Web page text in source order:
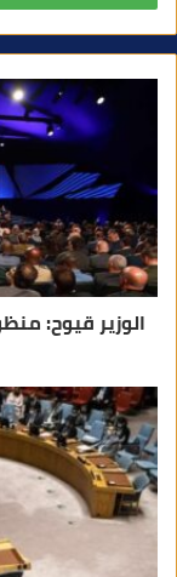
ر
ا
ر
ن
ي
الوزير قيوح: